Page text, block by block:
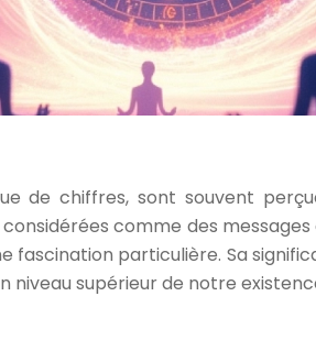
de chiffres, sont souvent
comme des messages
fascination particulière. Sa
niveau supérieur de notre